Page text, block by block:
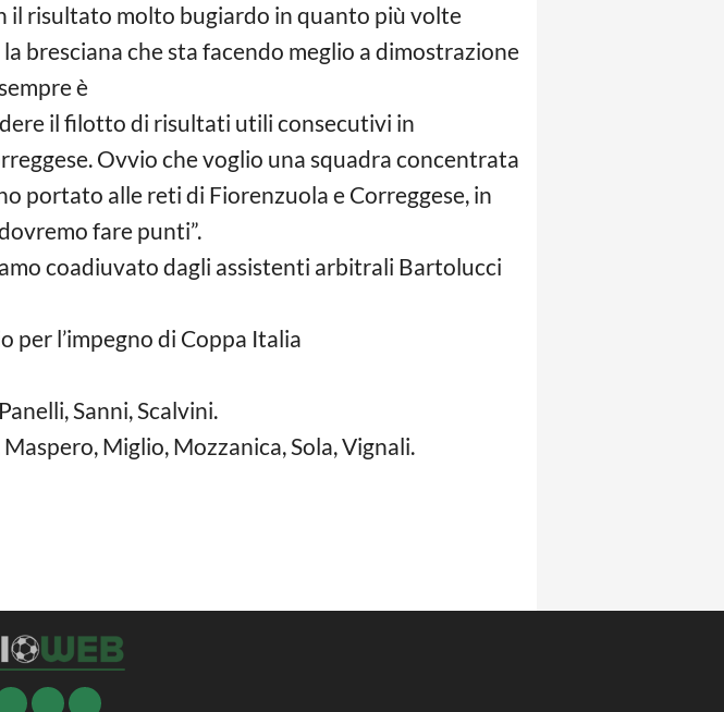
il risultato molto bugiardo in quanto più volte
bresciana che sta facendo meglio a dimostrazione
è
il filotto di risultati utili consecutivi in
Ovvio che voglio una squadra concentrata
portato alle reti di Fiorenzuola e Correggese, in
fare punti”.
coadiuvato dagli assistenti arbitrali Bartolucci
per l’impegno di Coppa Italia
Sanni, Scalvini.
Miglio, Mozzanica, Sola, Vignali.